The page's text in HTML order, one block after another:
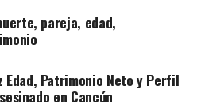
pareja, edad,
Edad, Patrimonio Neto y Perfil
en Cancún